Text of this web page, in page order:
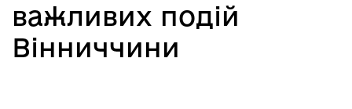
важливих подій
Вінниччини